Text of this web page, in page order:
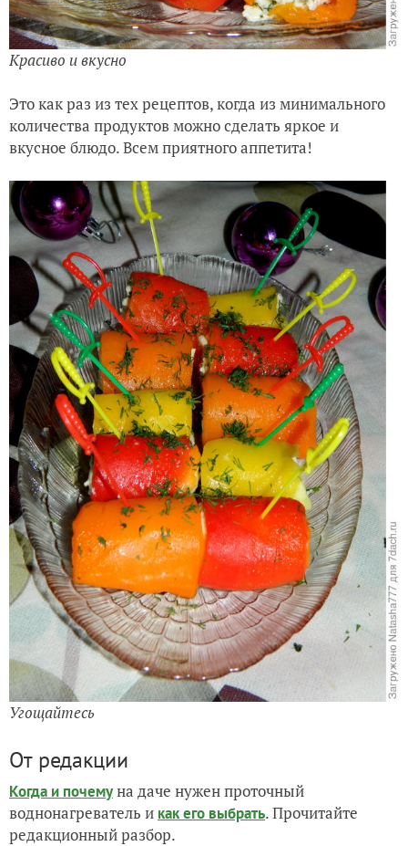
Красиво и вкусно
Это как раз из тех рецептов, когда из минимального
количества продуктов можно сделать яркое и
вкусное блюдо. Всем приятного аппетита!
Угощайтесь
От редакции
Когда и почемуна даче нужен проточный
воднонагреватель и как его выбрать. Прочитайте
редакционный разбор.